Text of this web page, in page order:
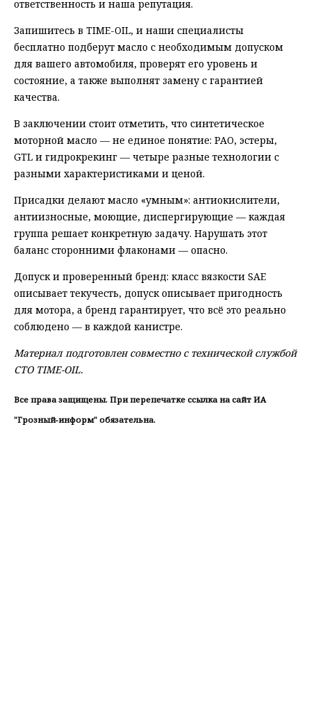
ответственность и наша репутация.
Запишитесь в TIME-OIL, и наши специалисты
бесплатно подберут масло с необходимым допуском
для вашего автомобиля, проверят его уровень и
состояние, а также выполнят замену с гарантией
качества.
В заключении стоит отметить, что синтетическое
моторной масло — не единое понятие: PAO, эстеры,
GTL и гидрокрекинг — четыре разные технологии с
разными характеристиками и ценой.
Присадки делают масло «умным»: антиокислители,
антиизносные, моющие, диспергирующие — каждая
группа решает конкретную задачу. Нарушать этот
баланс сторонними флаконами — опасно.
Допуск и проверенный бренд: класс вязкости SAE
описывает текучесть, допуск описывает пригодность
для мотора, а бренд гарантирует, что всё это реально
соблюдено — в каждой канистре.
Материал подготовлен совместно с технической службой
СТО TIME-OIL.
Все права защищены. При перепечатке ссылка на сайт ИА
"Грозный-информ" обязательна.